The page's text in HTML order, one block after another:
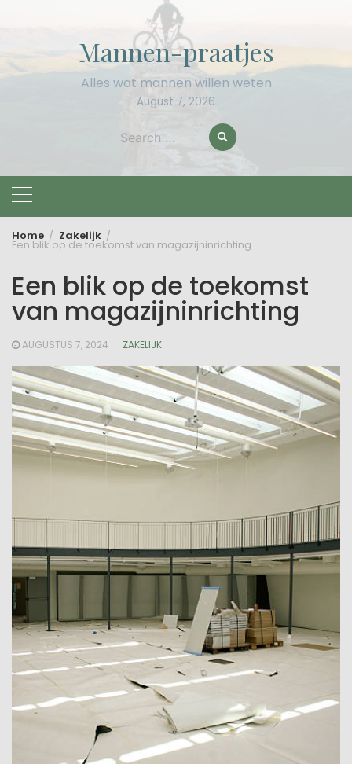
Mannen-praatjes
Alles wat mannen willen weten
August 7, 2026
Search
Home Zakelijk
Een blik op de toekomst van magazijninrichting
Een blik op de toekomst
van magazijninrichting
AUGUSTUS 7, 2024 ZAKELIJK